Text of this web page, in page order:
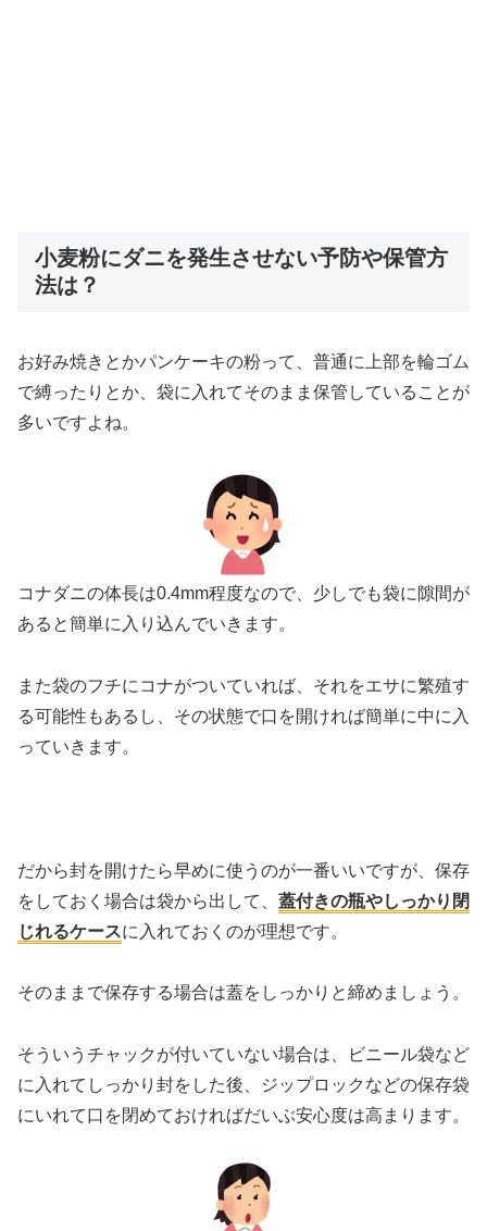
小麦粉にダニを発生させない予防や保管方
法は？
お好み焼きとかパンケーキの粉って、普通に上部を輪ゴム
で縛ったりとか、袋に入れてそのまま保管していることが
多いですよね。
コナダニの体長は0.4mm程度なので、少しでも袋に隙間が
あると簡単に入り込んでいきます。
また袋のフチにコナがついていれば、それをエサに繁殖す
る可能性もあるし、その状態で口を開ければ簡単に中に入
っていきます。
だから封を開けたら早めに使うのが一番いいですが、保存
をしておく場合は袋から出して、 蓋付きの瓶やしっかり閉
じれるケースに入れておくのが理想です。
そのままで保存する場合は蓋をしっかりと締めましょう。
そういうチャックが付いていない場合は、ビニール袋など
に入れてしっかり封をした後、ジップロックなどの保存袋
にいれて口を閉めておければだいぶ安心度は高まります。